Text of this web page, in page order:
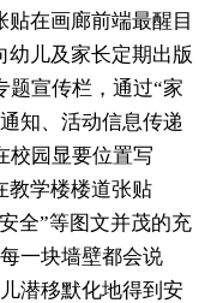
贴在画廊前端最醒目
幼儿及家长定期出版
题宣传栏，通过“家
知、活动信息传递
校园显要位置写
教学楼楼道张贴
全”等图文并茂的充
一块墙壁都会说
潜移默化地得到安